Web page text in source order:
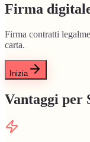
Firma
Firma contratti
carta.
Inizia
Vantaggi per